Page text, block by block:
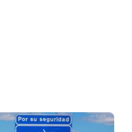
radares en Madrid